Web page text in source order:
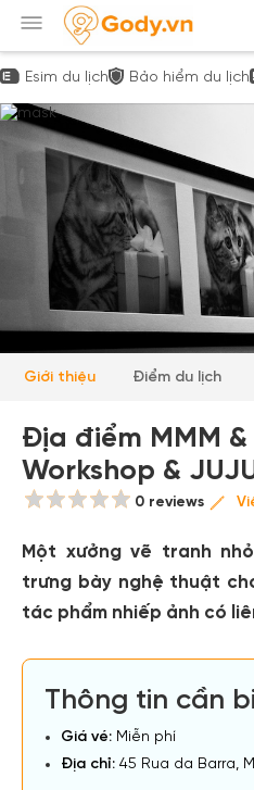
Esim du lịch Bảo hiểm du lịch
Giới thiệu Điểm du lịch
Địa điểm MMM &
Workshop &
0 reviews
Một xưởng vẽ tranh
trưng bày nghệ thuật
tác phẩm nhiếp ảnh có
Thông tin cần
Giá vé: Miễn phí
Địa chỉ: 45 Rua da Barra,